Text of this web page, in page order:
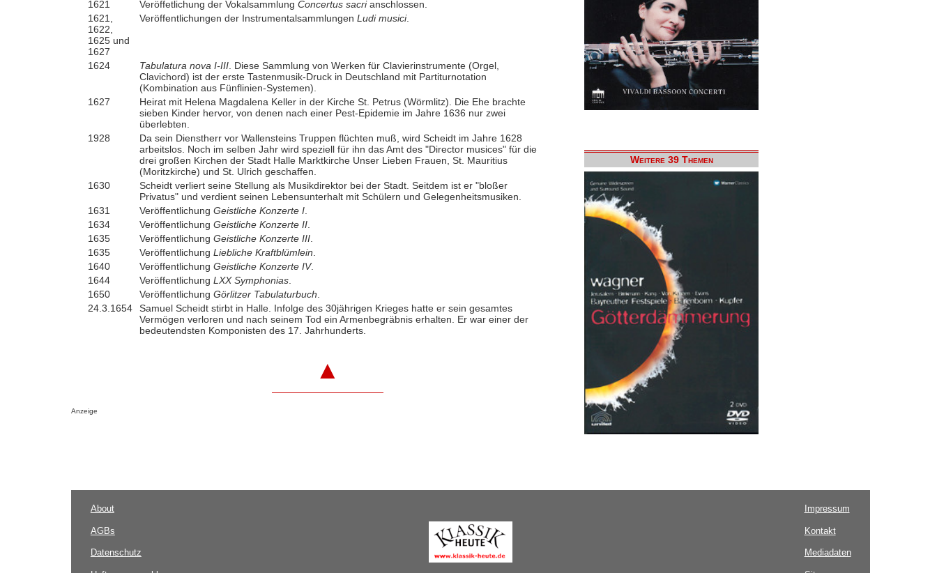
1621
Veröffetlichung der Vokalsammlung Concertus sacrianschlossen.
1621,
1622,
1625 und
1627
Veröffentlichungen der Instrumentalsammlungen Ludi musici.
1624 Tabulatura nova I-III. Diese Sammlung von Werken für Clavierinstrumente (Orgel,
Clavichord) ist der erste Tastenmusik-Druck in Deutschland mit Partiturnotation
(Kombination aus Fünflinien-Systemen).
1627
Heirat mit Helena Magdalena Keller in der Kirche St. Petrus (Wörmlitz). Die Ehe brachte
sieben Kinder hervor, von denen nach einer Pest-Epidemie im Jahre 1636 nur zwei
überlebten.
1928
Da sein Dienstherr vor Wallensteins Truppen flüchten muß, wird Scheidt im Jahre 1628
arbeitslos. Noch im selben Jahr wird speziell für ihn das Amt des "Director musices" für die
drei großen Kirchen der Stadt Halle Marktkirche Unser Lieben Frauen, St. Mauritius
(Moritzkirche) und St. Ulrich geschaffen.
1630
Scheidt verliert seine Stellung als Musikdirektor bei der Stadt. Seitdem ist er "bloßer
Privatus" und verdient seinen Lebensunterhalt mit Schülern und Gelegenheitsmusiken.
1631
Veröffentlichung Geistliche Konzerte I.
1634
Veröffentlichung Geistliche Konzerte II.
1635
Veröffentlichung Geistliche Konzerte III.
1635
Veröffentlichung Liebliche Kraftblümlein
1640
Veröffentlichung Geistliche Konzerte IV.
1644
Veröffentlichung LXX Symphonias.
1650
Veröffentlichung Görlitzer Tabulaturbuch
24.3.1654
Samuel Scheidt stirbt in Halle. Infolge des 30jährigen Krieges hatte er sein gesamtes
Vermögen verloren und nach seinem Tod ein Armenbegräbnis erhalten. Er war einer der
bedeutendsten Komponisten des 17. Jahrhunderts.
▲
Anzeige
Weitere 39 Themen
About
AGBs
Datenschutz
Impressum
Kontakt
Mediadaten